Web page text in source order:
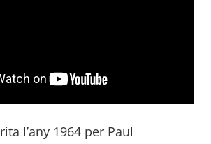
l’any 1964 per Paul